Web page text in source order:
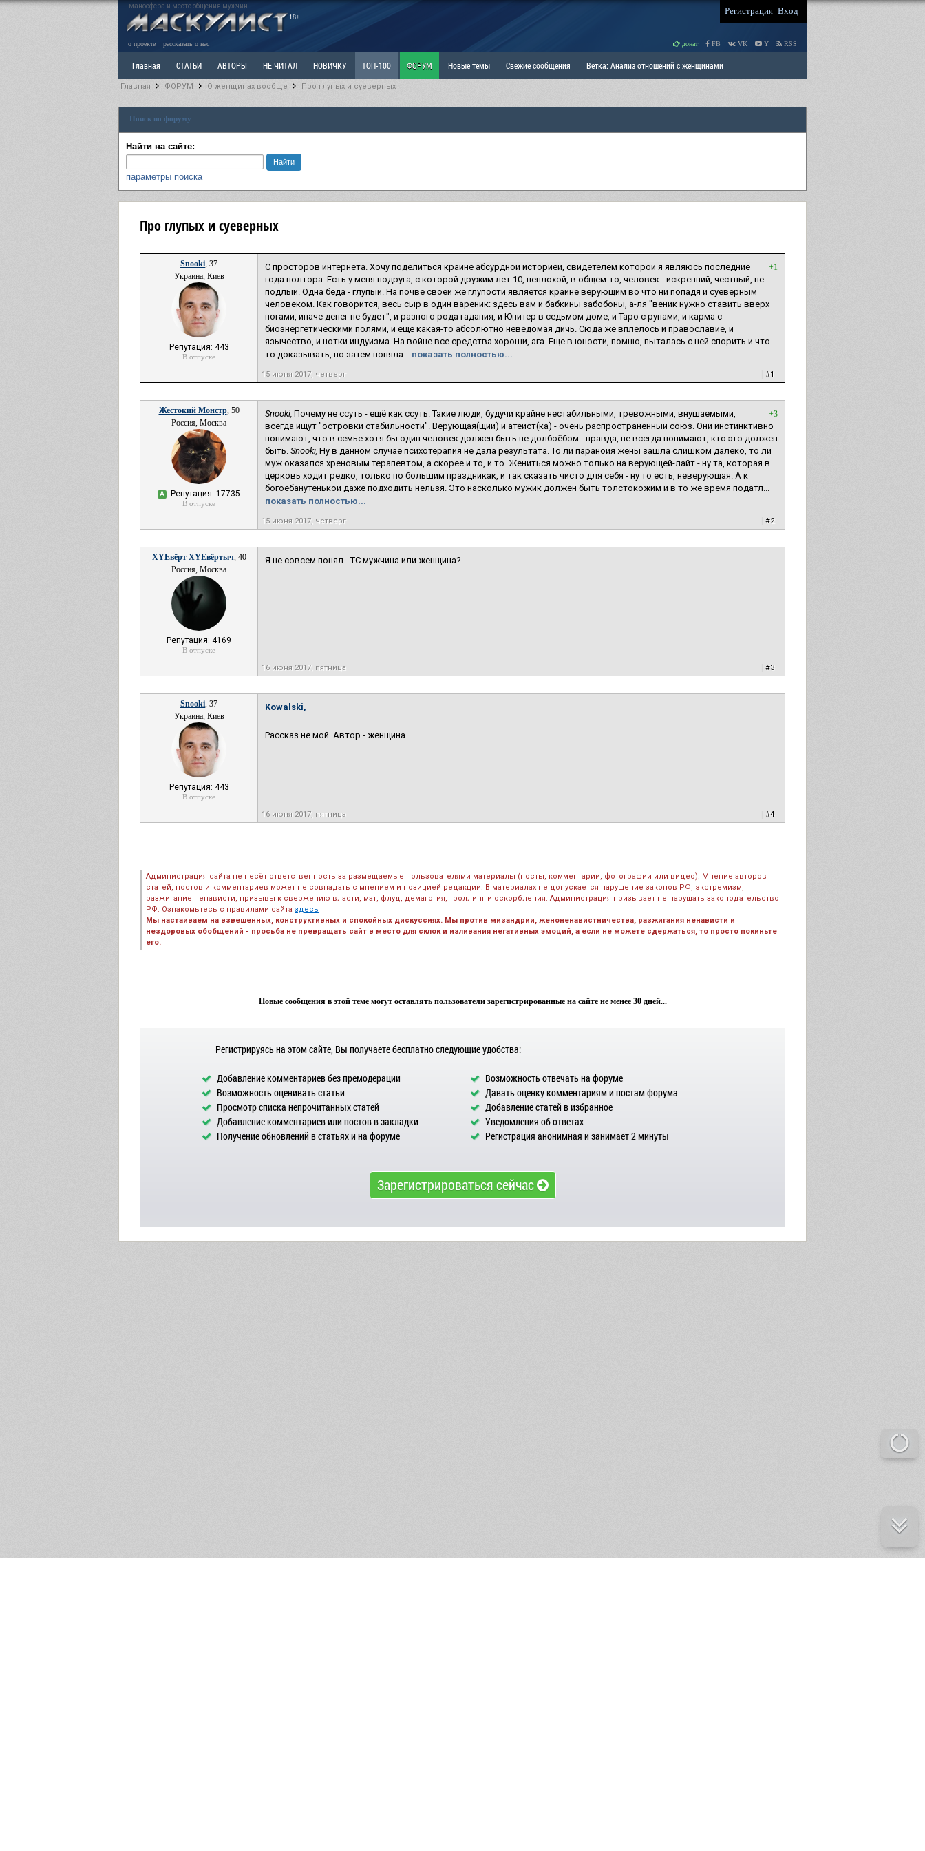
маносфера и место общения мужчин
18+
Регистрация Вход
о проекте рассказать о нас донат FB VK Y RSS
Главная СТАТЬИ АВТОРЫ НЕ ЧИТАЛ НОВИЧКУ ТОП-100 ФОРУМ Новые темы Свежие сообщения Ветка: Анализ отношений с женщинами
Ветка: Расстаюсь или Развожусь. САНЧАС Ветка: Наболевшее. Выскажись!
РАЗДЕЛ: Разное
Главная ФОРУМ О женщинах вообще Про глупых и суеверных
Поиск по форуму
Найти на сайте:
параметры поиска
Про глупых и суеверных
Snooki, 37
Украина, Киев
Репутация: 443
В отпуске
+1
С просторов интернета. Хочу поделиться крайне абсурдной историей, свидетелем которой я являюсь последние
года полтора. Есть у меня подруга, с которой дружим лет 10, неплохой, в общем-то, человек - искренний, честный, не
подлый. Одна беда - глупый. На почве своей же глупости является крайне верующим во что ни попадя и суеверным
человеком. Как говорится, весь сыр в один вареник: здесь вам и бабкины забобоны, а-ля "веник нужно ставить вверх
ногами, иначе денег не будет", и разного рода гадания, и Юпитер в седьмом доме, и Таро с рунами, и карма с
биоэнергетическими полями, и еще какая-то абсолютно неведомая дичь. Сюда же вплелось и православие, и
язычество, и нотки индуизма. На войне все средства хороши, ага. Еще в юности, помню, пыталась с ней спорить и что-
то доказывать, но затем поняла... показать полностью...
15 июня 2017, четверг #1
Жестокий Монстр, 50
Россия, Москва
А Репутация: 17735
В отпуске
+3
Snooki, Почему не ссуть - ещё как ссуть. Такие люди, будучи крайне нестабильными, тревожными, внушаемыми,
всегда ищут "островки стабильности". Верующая(щий) и атеист(ка) - очень распространённый союз. Они инстинктивно
понимают, что в семье хотя бы один человек должен быть не долбоёбом - правда, не всегда понимают, кто это должен
быть. Snooki, Ну в данном случае психотерапия не дала результата. То ли паранойя жены зашла слишком далеко, то ли
муж оказался хреновым терапевтом, а скорее и то, и то. Жениться можно только на верующей-лайт - ну та, которая в
церковь ходит редко, только по большим праздникак, и так сказать чисто для себя - ну то есть, неверующая. А к
богоебанутенькой даже подходить нельзя. Это насколько мужик должен быть толстокожим и в то же время податл...
показать полностью...
15 июня 2017, четверг #2
XYEвёрт XYEвёртыч, 40
Россия, Москва
Репутация: 4169
В отпуске
Я не совсем понял - ТС мужчина или женщина?
16 июня 2017, пятница #3
Snooki, 37
Украина, Киев
Репутация: 443
В отпуске
Kowalski,
Рассказ не мой. Автор - женщина
16 июня 2017, пятница #4
Администрация сайта не несёт ответственность за размещаемые пользователями материалы (посты, комментарии, фотографии или видео). Мнение авторов
статей, постов и комментариев может не совпадать с мнением и позицией редакции. В материалах не допускается нарушение законов РФ, экстремизм,
разжигание ненависти, призывы к свержению власти, мат, флуд, демагогия, троллинг и оскорбления. Администрация призывает не нарушать законодательство
РФ. Ознакомьтесь с правилами сайта здесь
Мы настаиваем на взвешенных, конструктивных и спокойных дискуссиях. Мы против мизандрии, женоненавистничества, разжигания ненависти и
нездоровых обобщений - просьба не превращать сайт в место для склок и изливания негативных эмоций, а если не можете сдержаться, то просто покиньте
его.
Новые сообщения в этой теме могут оставлять пользователи зарегистрированные на сайте не менее 30 дней...
Регистрируясь на этом сайте, Вы получаете бесплатно следующие удобства:
Добавление комментариев без премодерации
Возможность отвечать на форуме
Возможность оценивать статьи
Давать оценку комментариям и постам форума
Просмотр списка непрочитанных статей
Добавление статей в избранное
Добавление комментариев или постов в закладки
Уведомления об ответах
Получение обновлений в статьях и на форуме
Регистрация анонимная и занимает 2 минуты
Зарегистрироваться сейчас